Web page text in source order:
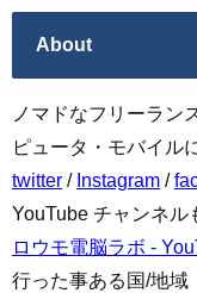
About
ノマドなフリーラン
ピュータ・モバイル
twitter / Instagram /
YouTube チャンネル
ロウモ電脳ラボ -
行った事ある国/地域